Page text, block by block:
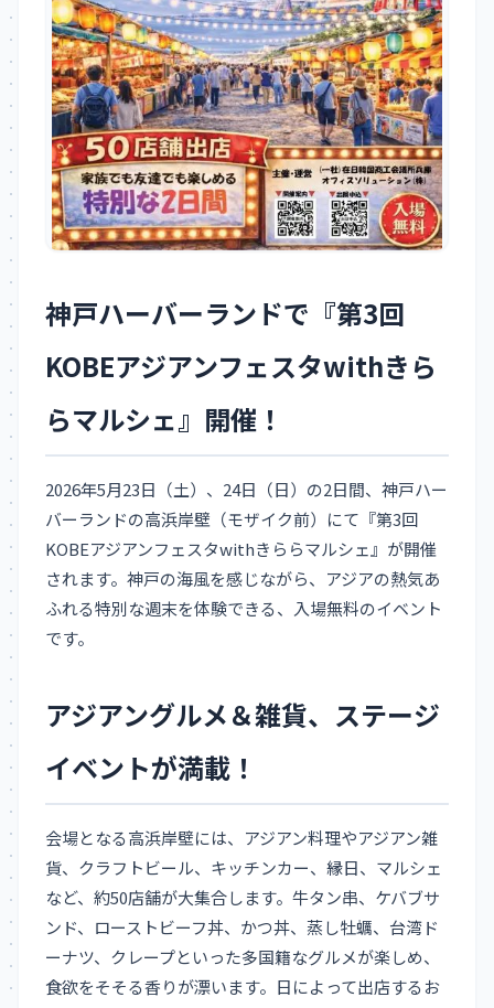
神戸ハーバーランドで『第3回
KOBEアジアンフェスタwithきら
らマルシェ』開催！
2026年5月23日（土）、24日（日）の2日間、神戸ハー
バーランドの高浜岸壁（モザイク前）にて『第3回
KOBEアジアンフェスタwithきららマルシェ』が開催
されます。神戸の海風を感じながら、アジアの熱気あ
ふれる特別な週末を体験できる、入場無料のイベント
です。
アジアングルメ＆雑貨、ステージ
イベントが満載！
会場となる高浜岸壁には、アジアン料理やアジアン雑
貨、クラフトビール、キッチンカー、縁日、マルシェ
など、約50店舗が大集合します。牛タン串、ケバブサ
ンド、ローストビーフ丼、かつ丼、蒸し牡蠣、台湾ド
ーナツ、クレープといった多国籍なグルメが楽しめ、
食欲をそそる香りが漂います。日によって出店するお